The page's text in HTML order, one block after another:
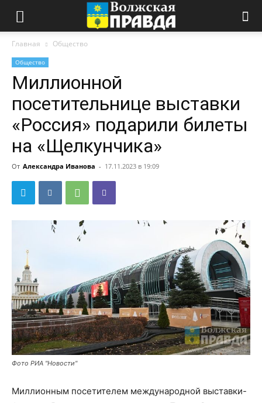
Главная Общество
Общество
Миллионной
посетительнице выставки
«Россия» подарили билеты
на «Щелкунчика»
От Александра Иванова - 17.11.2023 в 19:09
Фото РИА "Новости"
Миллионным посетителем международной выставки-